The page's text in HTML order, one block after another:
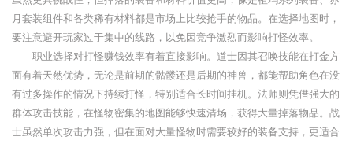
月套装组件和各类稀有材料都是市场上比较抢手的物品。在选择地图时，
要注意避开玩家过于集中的线路，以免因竞争激烈而影响打怪效率。
职业选择对打怪赚钱效率有着直接影响。道士因其召唤技能在打金方
面有着天然优势，无论是前期的骷髅还是后期的神兽，都能帮助角色在没
有过多操作的情况下持续打怪，特别适合长时间挂机。法师则凭借强大的
群体攻击技能，在怪物密集的地图能够快速清场，获得大量掉落物品。战
士虽然单次攻击力强，但在面对大量怪物时需要较好的装备支持，更适合